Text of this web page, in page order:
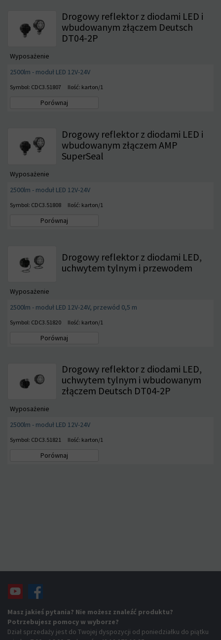
Drogowy reflektor z diodami LED i
wbudowanym złączem Deutsch
DT04-2P
Wyposażenie
2500lm - moduł LED 12V-24V
Symbol: CDC3.51807 Ilość: karton/1
Porównaj
Drogowy reflektor z diodami LED i
wbudowanym złączem AMP
SuperSeal
Wyposażenie
2500lm - moduł LED 12V-24V
Symbol: CDC3.51808 Ilość: karton/1
Porównaj
Drogowy reflektor z diodami LED,
uchwytem tylnym i przewodem
Wyposażenie
2500lm - moduł LED 12V-24V, przewód 0,5 m
Symbol: CDC3.51820 Ilość: karton/1
Porównaj
Drogowy reflektor z diodami LED,
uchwytem tylnym i wbudowanym
złączem Deutsch DT04-2P
Wyposażenie
2500lm - moduł LED 12V-24V
Symbol: CDC3.51821 Ilość: karton/1
Porównaj
Masz jakieś pytania? Nie możesz znaleźć produktu?
Potrzebujesz pomocy w wyborze?
Dział sprzedaży jest do Twojej dyspozycji od poniedziałku do piątku